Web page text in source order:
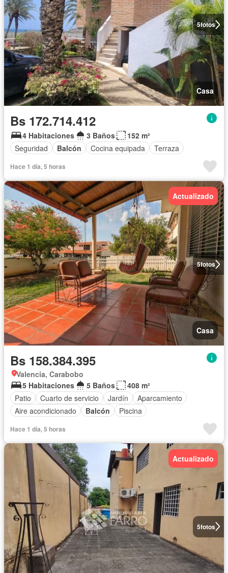
5fotos
Casa
Bs 172.714.412
4 Habitaciones 3 Baños
152 m²
Seguridad
Balcón Cocina equipada Terraza
Hace 1 día, 5 horas
5fotos
Actualizado
Casa
Bs 158.384.395
Valencia, Carabobo
5 Habitaciones
5 Baños
408 m²
Patio
Cuarto de servicio Jardín
Aparcamiento
Aire acondicionado
Balcón Piscina
Hace 1 día, 5 horas
5fotos
Actualizado